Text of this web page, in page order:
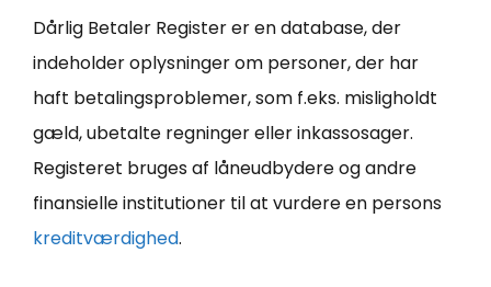
Dårlig Betaler Register er en database, der
indeholder oplysninger om personer, der har
haft betalingsproblemer, som f.eks. misligholdt
gæld, ubetalte regninger eller inkassosager.
Registeret bruges af låneudbydere og andre
finansielle institutioner til at vurdere en persons
kreditværdighed.